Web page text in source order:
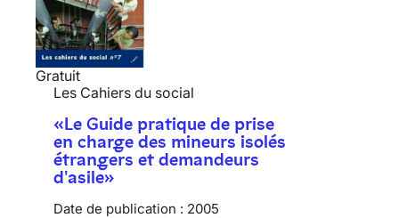
Gratuit
Les Cahiers du social
«Le Guide pratique de prise
en charge des mineurs isolés
étrangers et demandeurs
d'asile»
Date de publication : 2005